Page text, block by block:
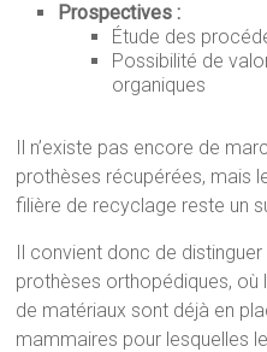
Prospectives :
Étude des
Possibilité de
organiques
Il n’existe pas encore de
prothèses récupérées, mais
filière de recyclage reste un
Il convient donc de
prothèses orthopédiques,
de matériaux sont déjà en
mammaires pour lesquelles